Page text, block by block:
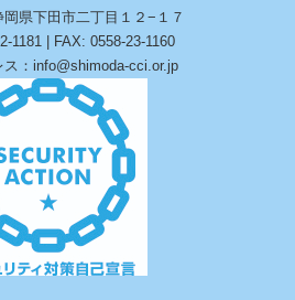
岡県下田市二丁目１２−１７
1181 | FAX: 0558-23-1160
ス：info@shimoda-cci.or.jp